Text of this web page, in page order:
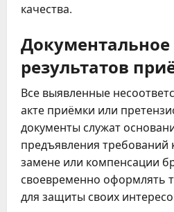
качества.
результатов
Все выявленные
акте приёмки или
документы служат
предъявления требований
замене или компенсации
своевременно оформлять
для защиты своих